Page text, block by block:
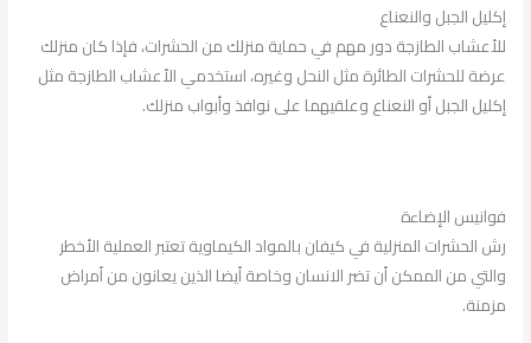
إكليل الجبل والنعناع
للأعشاب الطازجة دور مهم في حماية منزلك من الحشرات، فإذا كان منزلك
عرضة للحشرات الطائرة مثل النحل وغيره، استخدمي الأعشاب الطازجة مثل
إكليل الجبل أو النعناع وعلقيهما على نوافذ وأبواب منزلك.
فوانيس الإضاءة
رش الحشرات المنزلية في كيفان بالمواد الكيماوية تعتبر العملية الأخطر
والتي من الممكن أن تضر الانسان وخاصة أيضا الذين يعانون من أمراض
مزمنة.